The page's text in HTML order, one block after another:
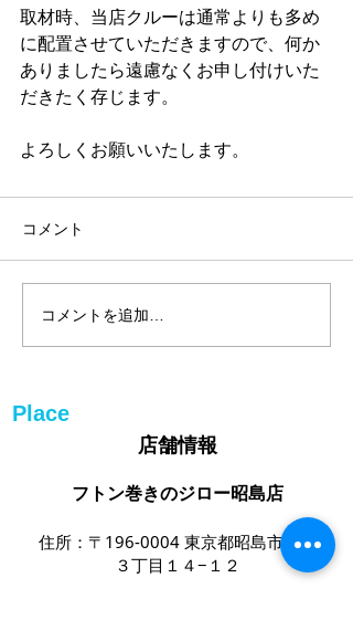
取材時、当店クルーは通常よりも多め
に配置させていただきますので、何か
ありましたら遠慮なくお申し付けいた
だきたく存じます。
よろしくお願いいたします。
コメント
コメントを追加…
Place
店舗情報
フトン巻きのジロー昭島店
住所：〒196-0004 東京都昭島市緑町
３丁目１４−１２